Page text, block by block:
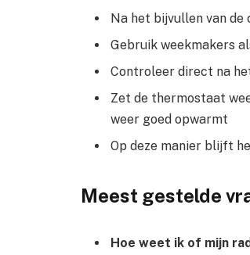
Na het bijvullen van
Gebruik weekmakers
Controleer direct na
Zet de thermostaat
weer goed opwarmt
Op deze manier blijft
Meest gestelde
Hoe weet ik of mijn